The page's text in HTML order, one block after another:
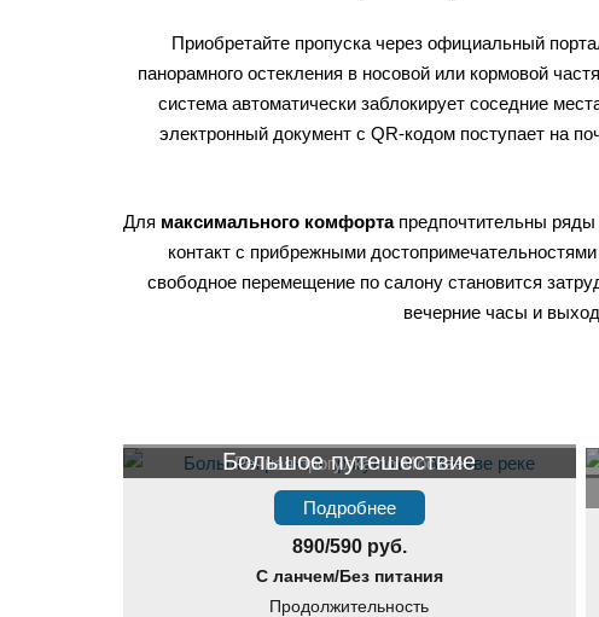
Приобретайте пропуска через официальный
панорамного остекления в носовой или кормовой
система автоматически заблокирует соседние
электронный документ с QR-кодом поступает на
Для максимального комфортапредпочтительны ряды
контакт с прибрежными
свободное перемещение по салону становится
вечерние часы и
Речная прогулка по Москве
Большое путешествие
Подробнее
890/590 руб.
С ланчем/Без питания
Продолжительность